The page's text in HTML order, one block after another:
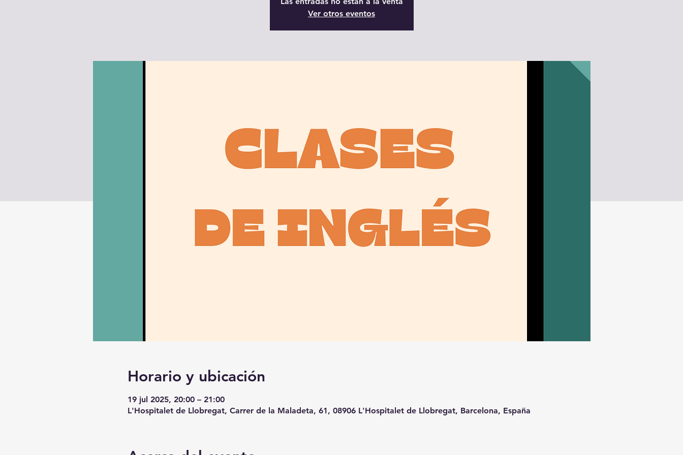
Ver otros eventos
Horario y ubicación
19 jul 2025, 20:00 – 21:00
L'Hospitalet de Llobregat, Carrer de la Maladeta, 61, 08906 L'Hospitalet de Llobregat, Barcelona, España